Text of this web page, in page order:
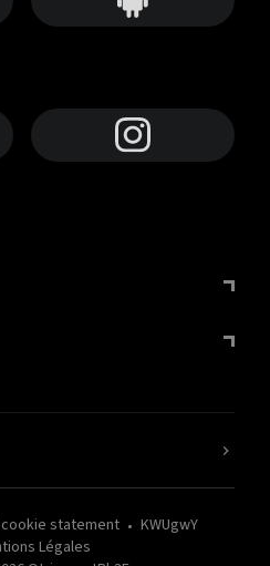
statement
KWUgwY
Légales